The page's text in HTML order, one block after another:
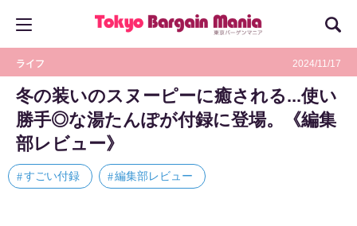
ライフ 2024/11/17
冬の装いのスヌーピーに癒される...使い
勝手◎な湯たんぽが付録に登場。《編集
部レビュー》
すごい付録 編集部レビュー